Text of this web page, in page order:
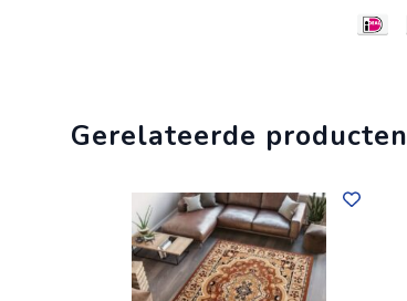
Gerelateerde producten